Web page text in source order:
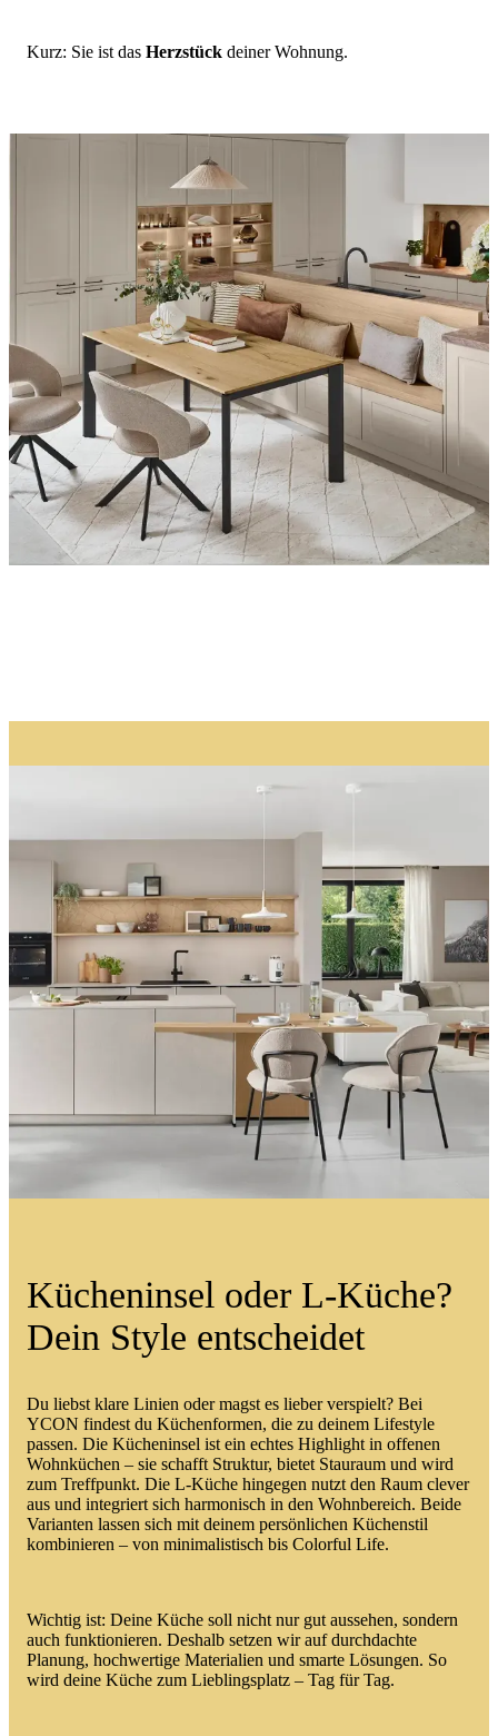
Kurz: Sie ist das Herzstück deiner Wohnung.
Kücheninsel oder L-Küche?
Dein Style entscheidet
Du liebst klare Linien oder magst es lieber verspielt? Bei
YCON findest du Küchenformen, die zu deinem Lifestyle
passen. Die Kücheninsel ist ein echtes Highlight in offenen
Wohnküchen – sie schafft Struktur, bietet Stauraum und wird
zum Treffpunkt. Die L-Küche hingegen nutzt den Raum clever
aus und integriert sich harmonisch in den Wohnbereich. Beide
Varianten lassen sich mit deinem persönlichen Küchenstil
kombinieren – von minimalistisch bis Colorful Life.
Wichtig ist: Deine Küche soll nicht nur gut aussehen, sondern
auch funktionieren. Deshalb setzen wir auf durchdachte
Planung, hochwertige Materialien und smarte Lösungen. So
wird deine Küche zum Lieblingsplatz – Tag für Tag.